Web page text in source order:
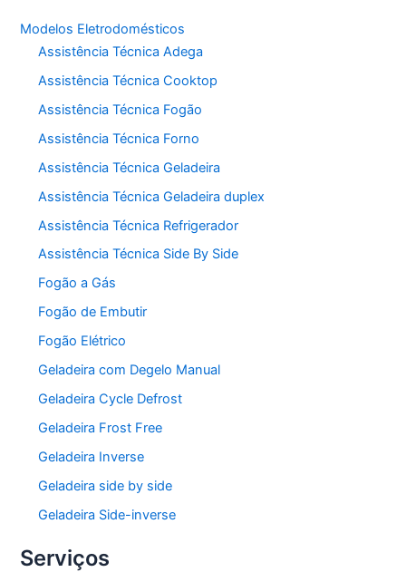
Modelos Eletrodomésticos
Assistência Técnica Adega
Assistência Técnica Cooktop
Assistência Técnica Fogão
Assistência Técnica Forno
Assistência Técnica Geladeira
Assistência Técnica Geladeira duplex
Assistência Técnica Refrigerador
Assistência Técnica Side By Side
Fogão a Gás
Fogão de Embutir
Fogão Elétrico
Geladeira com Degelo Manual
Geladeira Cycle Defrost
Geladeira Frost Free
Geladeira Inverse
Geladeira side by side
Geladeira Side-inverse
Serviços